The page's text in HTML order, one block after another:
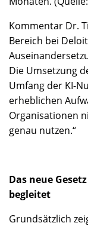
Kommentar Dr.
Bereich bei
Die Umsetzung
Umfang der KI-
erheblichen
Organisationen
genau nutzen.“
Das neue
begleitet
Grundsätzlich